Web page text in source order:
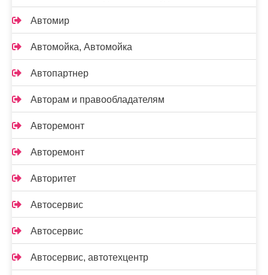
Автомир
Автомойка, Автомойка
Автопартнер
Авторам и правообладателям
Авторемонт
Авторемонт
Авторитет
Автосервис
Автосервис
Автосервис, автотехцентр